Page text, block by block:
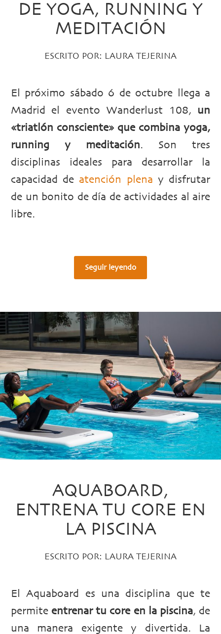
DE YOGA, RUNNING Y
MEDITACIÓN
ESCRITO POR: LAURA TEJERINA
El próximo sábado 6 de octubre llega a
Madrid el evento Wanderlust 108, un
«triatlón consciente» que combina yoga,
running y meditación. Son tres
disciplinas ideales para desarrollar la
capacidad de atención plena y disfrutar
de un bonito de día de actividades al aire
libre.
Seguir leyendo
AQUABOARD,
ENTRENA TU CORE EN
LA PISCINA
ESCRITO POR: LAURA TEJERINA
El Aquaboard es una disciplina que te
permite entrenar tu core en la piscina, de
una manera exigente y divertida. La